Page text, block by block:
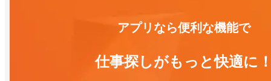
アプリなら便利な機能で
仕事探しがもっと快適に